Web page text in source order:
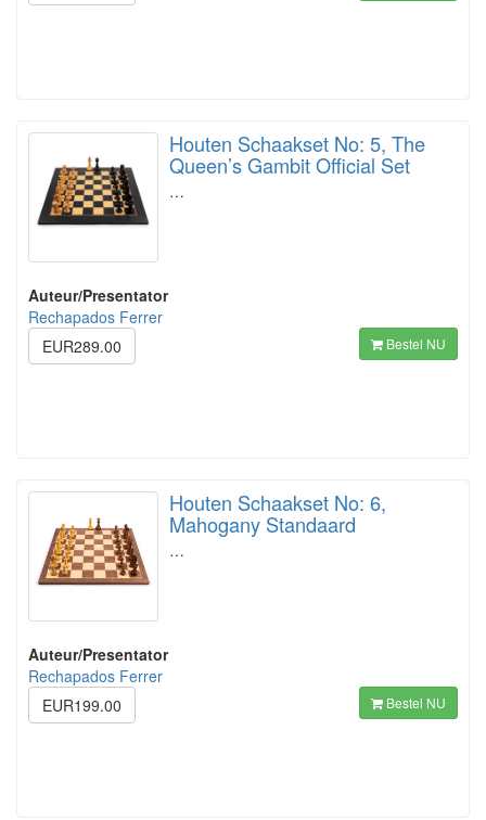
Houten Schaakset No: 5, The
Queen’s Gambit Official Set
…
Auteur/Presentator
Rechapados Ferrer
EUR289.00
Bestel NU
Houten Schaakset No: 6,
Mahogany Standaard
…
Auteur/Presentator
Rechapados Ferrer
EUR199.00
Bestel NU